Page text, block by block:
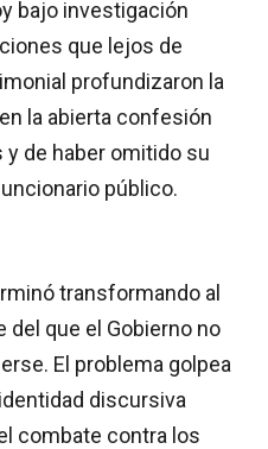
bajo investigación
que lejos de
profundizaron la
la abierta confesión
de haber omitido su
público.
transformando al
del que el Gobierno no
El problema golpea
discursiva
combate contra los